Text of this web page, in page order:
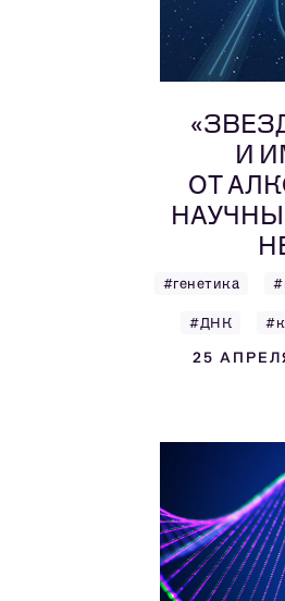
И
ОТ
#генетика
#ДНК
25